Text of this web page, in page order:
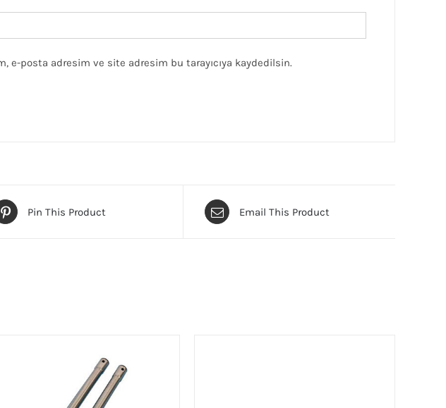
e-posta adresim ve site adresim bu tarayıcıya kaydedilsin.
Pin This Product Email This Product